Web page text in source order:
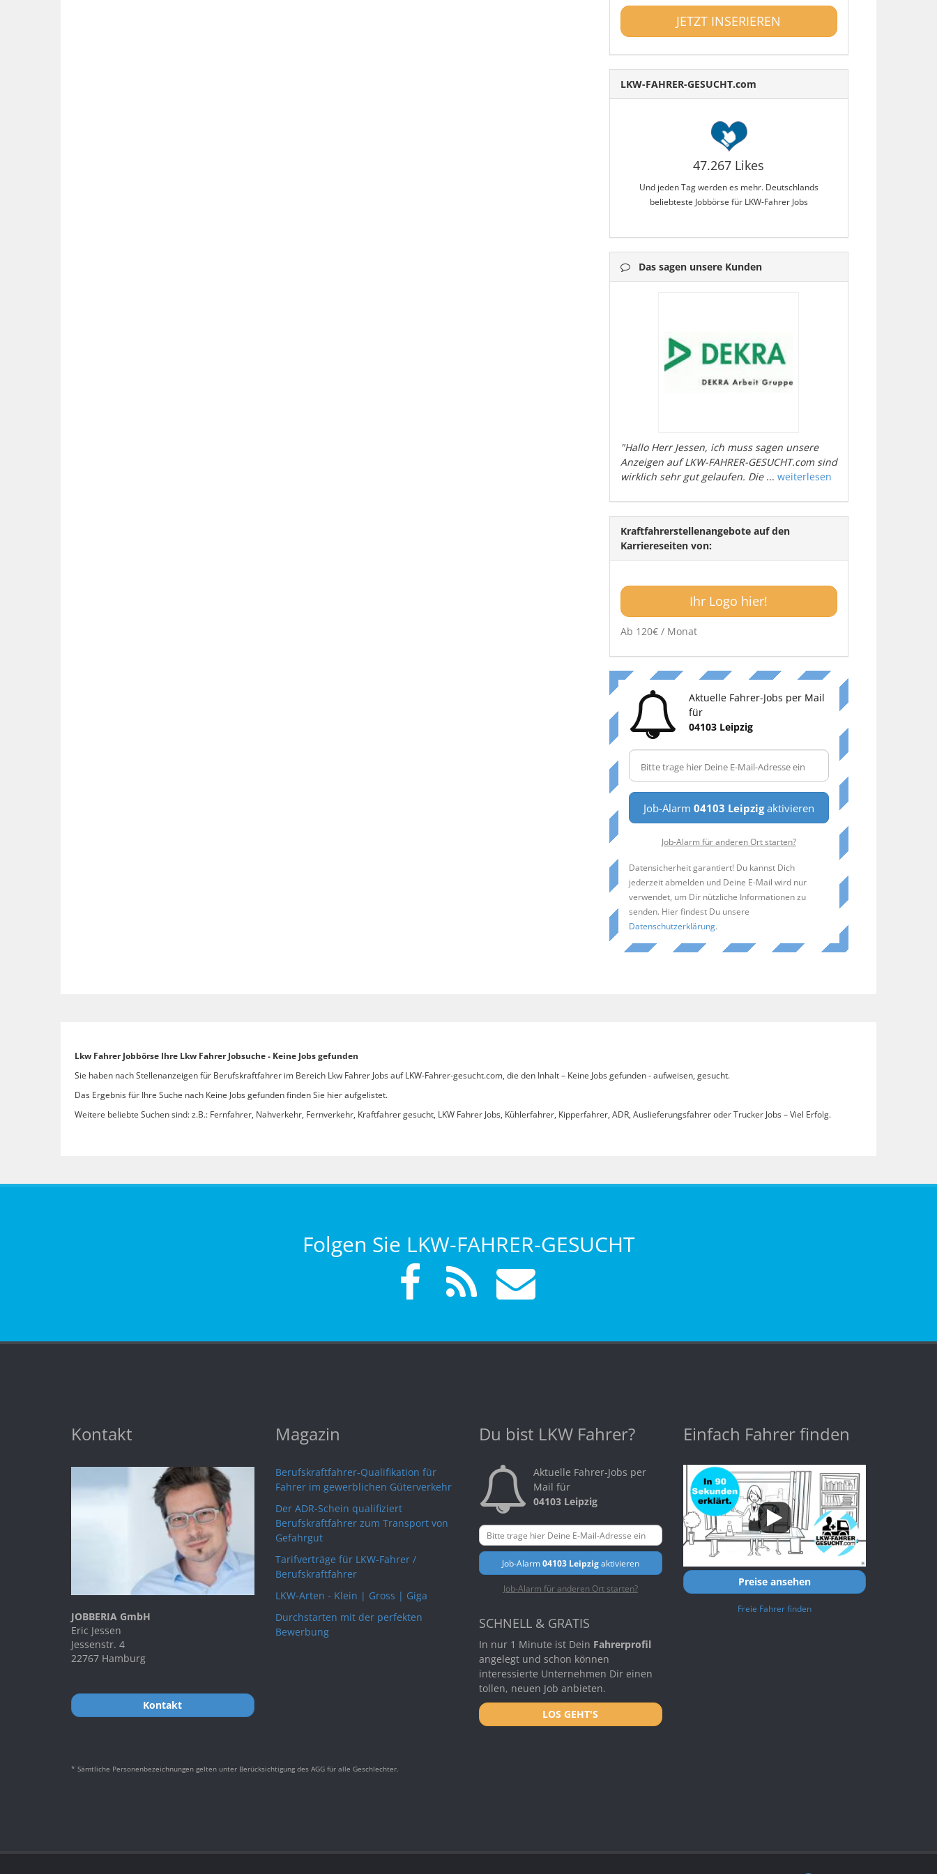
JETZT INSERIEREN
LKW-FAHRER-GESUCHT.com
47.267 Likes
Und jeden Tag werden es mehr. Deutschlands
beliebteste Jobbörse für LKW-Fahrer Jobs
Das sagen unsere Kunden
"Hallo Herr Jessen, ich muss sagen unsere
Anzeigen auf LKW-FAHRER-GESUCHT.com sind
wirklich sehr gut gelaufen. Die... weiterlesen
Kraftfahrerstellenangebote auf den
Karriereseiten von:
Ihr Logo hier!
Ab 120€ / Monat
Aktuelle Fahrer-Jobs per Mail
für
04103 Leipzig
Job-Alarm 04103 Leipzigaktivieren
Job-Alarm für anderen Ort starten?
Datensicherheit garantiert! Du kannst Dich
jederzeit abmelden und Deine E-Mail wird nur
verwendet, um Dir nützliche Informationen zu
senden. Hier findest Du unsere
Datenschutzerklärung.
Lkw Fahrer Jobbörse Ihre Lkw Fahrer Jobsuche - Keine Jobs gefunden
Sie haben nach Stellenanzeigen für Berufskraftfahrer im Bereich Lkw Fahrer Jobs auf LKW-Fahrer-gesucht.com, die den Inhalt – Keine Jobs gefunden - aufweisen, gesucht.
Das Ergebnis für Ihre Suche nach Keine Jobs gefunden finden Sie hier aufgelistet.
Weitere beliebte Suchen sind: z.B.: Fernfahrer, Nahverkehr, Fernverkehr, Kraftfahrer gesucht, LKW Fahrer Jobs, Kühlerfahrer, Kipperfahrer, ADR, Auslieferungsfahrer oder Trucker Jobs – Viel Erfolg.
Folgen Sie LKW-FAHRER-GESUCHT
Kontakt
JOBBERIA GmbH
Eric Jessen
Jessenstr. 4
22767 Hamburg
Kontakt
Magazin
Berufskraftfahrer-Qualifikation für
Fahrer im gewerblichen Güterverkehr
Der ADR-Schein qualifiziert
Berufskraftfahrer zum Transport von
Gefahrgut
Tarifverträge für LKW-Fahrer /
Berufskraftfahrer
LKW-Arten - Klein | Gross | Giga
Durchstarten mit der perfekten
Bewerbung
Du bist LKW Fahrer?
Aktuelle Fahrer-Jobs per
Mail für
04103 Leipzig
Job-Alarm04103 Leipzigaktivieren
Job-Alarm für anderen Ort starten?
SCHNELL & GRATIS
In nur 1 Minute ist Dein Fahrerprofil
angelegt und schon können
interessierte Unternehmen Dir einen
tollen, neuen Job anbieten.
LOS GEHT'S
Einfach Fahrer finden
Preise ansehen
Freie Fahrer finden
* Sämtliche Personenbezeichnungen gelten unter Berücksichtigung des AGG für alle Geschlechter.